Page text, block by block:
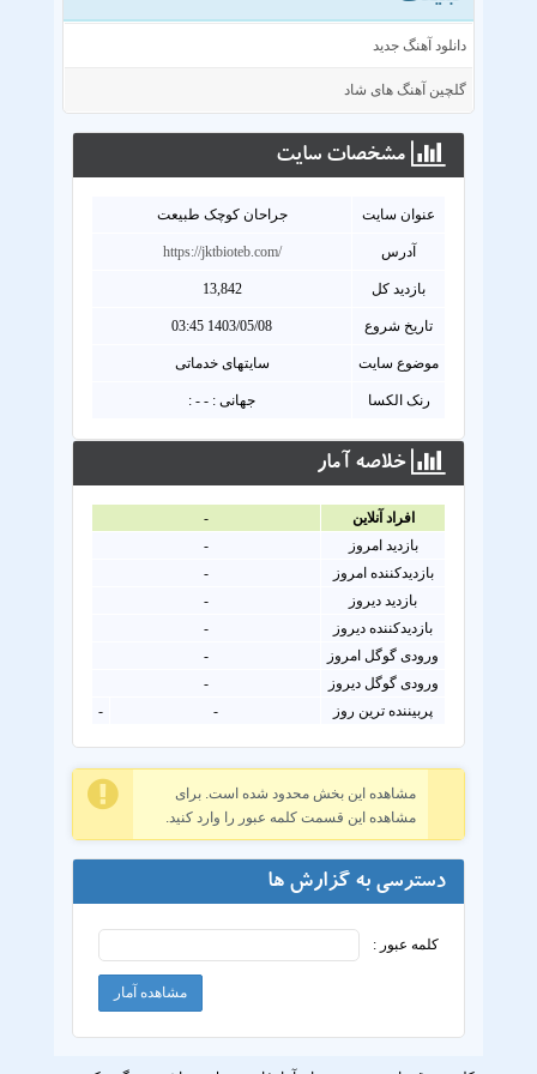
دانلود آهنگ جدید
گلچین آهنگ های شاد
مشخصات سايت
عنوان سايت جراحان کوچک طبیعت
آدرس https://jktbioteb.com/
بازدید کل 13,842
تاریخ شروع 1403/05/08 03:45
موضوع سایت سایتهای خدماتی
رنک الکسا جهانی : - - :
خلاصه آمار
افراد آنلاين
-
بازدید امروز
-
بازدیدکننده امروز
-
بازدید دیروز
-
بازدیدکننده دیروز
-
ورودی گوگل امروز
-
ورودی گوگل دیروز
-
پربیننده ترین روز
-
-
مشاهده این بخش محدود شده است. برای
مشاهده این قسمت کلمه عبور را وارد کنید.
دسترسی به گزارش ها
کلمه عبور :